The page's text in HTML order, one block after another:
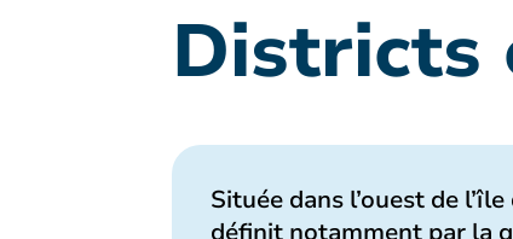
Districts
Située dans l’ouest de